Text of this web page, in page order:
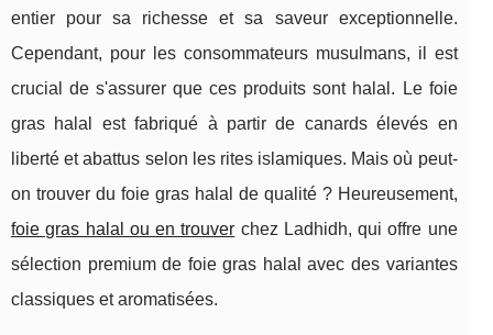
entier pour sa richesse et sa saveur exceptionnelle.
Cependant, pour les consommateurs musulmans, il est
crucial de s'assurer que ces produits sont halal. Le foie
gras halal est fabriqué à partir de canards élevés en
liberté et abattus selon les rites islamiques. Mais où peut-
on trouver du foie gras halal de qualité ? Heureusement,
foie gras halal ou en trouver chez Ladhidh, qui offre une
sélection premium de foie gras halal avec des variantes
classiques et aromatisées.